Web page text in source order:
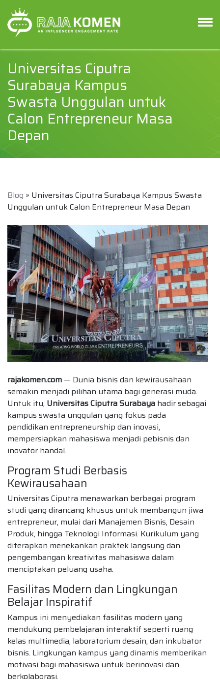
Universitas Ciputra
Surabaya Kampus
Swasta Unggulan untuk
Calon Entrepreneur Masa
Depan
Blog » Universitas Ciputra Surabaya Kampus Swasta
Unggulan untuk Calon Entrepreneur Masa Depan
rajakomen.com — Dunia bisnis dan kewirausahaan
semakin menjadi pilihan utama bagi generasi muda.
Untuk itu, Universitas Ciputra Surabaya hadir sebagai
kampus swasta unggulan yang fokus pada
pendidikan entrepreneurship dan inovasi,
mempersiapkan mahasiswa menjadi pebisnis dan
inovator handal.
Program Studi Berbasis
Kewirausahaan
Universitas Ciputra menawarkan berbagai program
studi yang dirancang khusus untuk membangun jiwa
entrepreneur, mulai dari Manajemen Bisnis, Desain
Produk, hingga Teknologi Informasi. Kurikulum yang
diterapkan menekankan praktek langsung dan
pengembangan kreativitas mahasiswa dalam
menciptakan peluang usaha.
Fasilitas Modern dan Lingkungan
Belajar Inspiratif
Kampus ini menyediakan fasilitas modern yang
mendukung pembelajaran interaktif seperti ruang
kelas multimedia, laboratorium desain, dan inkubator
bisnis. Lingkungan kampus yang dinamis memberikan
motivasi bagi mahasiswa untuk berinovasi dan
berkolaborasi.